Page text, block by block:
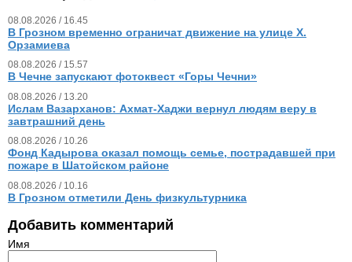
08.08.2026 / 16.45
В Грозном временно ограничат движение на улице Х.
Орзамиева
08.08.2026 / 15.57
В Чечне запускают фотоквест «Горы Чечни»
08.08.2026 / 13.20
Ислам Вазарханов: Ахмат-Хаджи вернул людям веру в
завтрашний день
08.08.2026 / 10.26
Фонд Кадырова оказал помощь семье, пострадавшей при
пожаре в Шатойском районе
08.08.2026 / 10.16
В Грозном отметили День физкультурника
Добавить комментарий
Имя